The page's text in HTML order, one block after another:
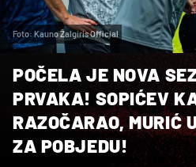
Foto: Kauno Žalgiris Official
POČELA JE NOVA
PRVAKA! SOPIĆEV
RAZOČARAO, MURIĆ
ZA POBJEDU!